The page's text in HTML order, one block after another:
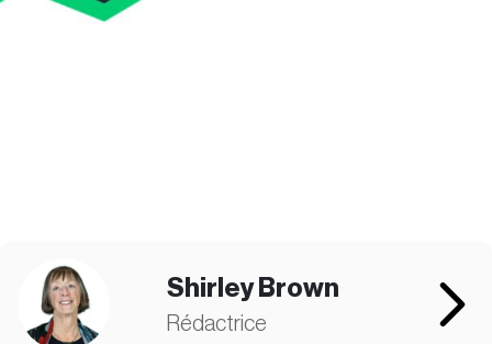
Shirley Brown
Rédactrice